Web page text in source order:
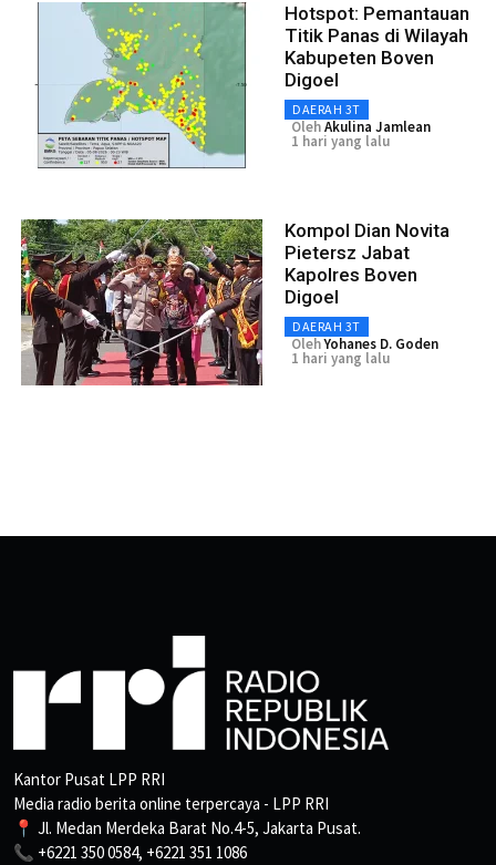
Hotspot: Pemantauan
Titik Panas di Wilayah
Kabupeten Boven
Digoel
DAERAH 3T
OlehAkulina Jamlean
1 hari yang lalu
Kompol Dian Novita
Pietersz Jabat
Kapolres Boven
Digoel
DAERAH 3T
OlehYohanes D. Goden
1 hari yang lalu
Kantor Pusat LPP RRI
Media radio berita online terpercaya - LPP RRI
📍 Jl. Medan Merdeka Barat No.4-5, Jakarta Pusat.
📞 +6221 350 0584, +6221 351 1086